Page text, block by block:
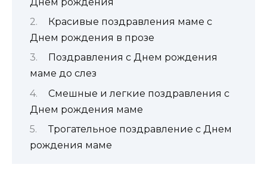
Красивые поздравления маме с
Днем рождения в прозе
Поздравления с Днем рождения
маме до слез
Смешные и легкие поздравления с
Днем рождения маме
Трогательное поздравление с Днем
рождения маме